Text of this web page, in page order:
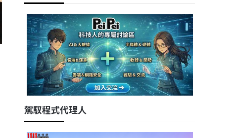
駕馭程式代理人